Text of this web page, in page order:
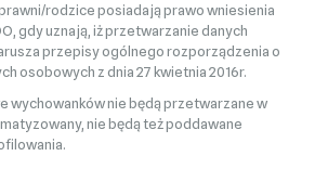
rodzice posiadają prawo wniesienia
gdy uznają, iż przetwarzanie danych
przepisy ogólnego rozporządzenia o
osobowych z dnia 27 kwietnia 2016r.
wychowanków nie będą przetwarzane w
nie będą też poddawane